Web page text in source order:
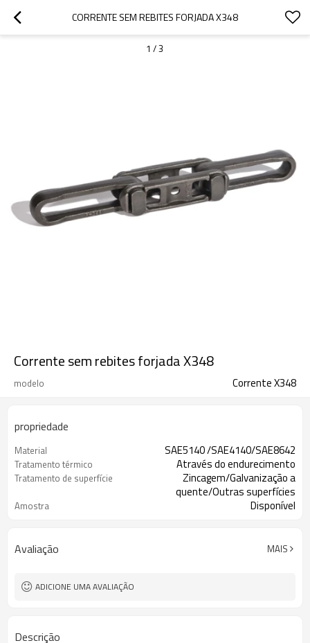
CORRENTE SEM REBITES FORJADA X348
1 /3
Corrente sem rebites forjada X348
modelo Corrente X348
propriedade
Material SAE5140 /SAE4140/SAE8642
Tratamento térmico Através do endurecimento
Tratamento de superfície
Zincagem/Galvanização a
quente/Outras superfícies
Amostra Disponível
Avaliação MAIS
ADICIONE UMA AVALIAÇÃO
Descrição